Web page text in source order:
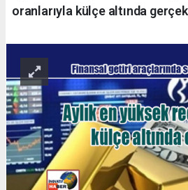
oranlarıyla külçe altında